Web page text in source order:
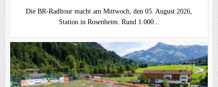
Die BR-Radltour macht am Mittwoch, den 05. August 2026,
Station in Rosenheim. Rund 1.000...